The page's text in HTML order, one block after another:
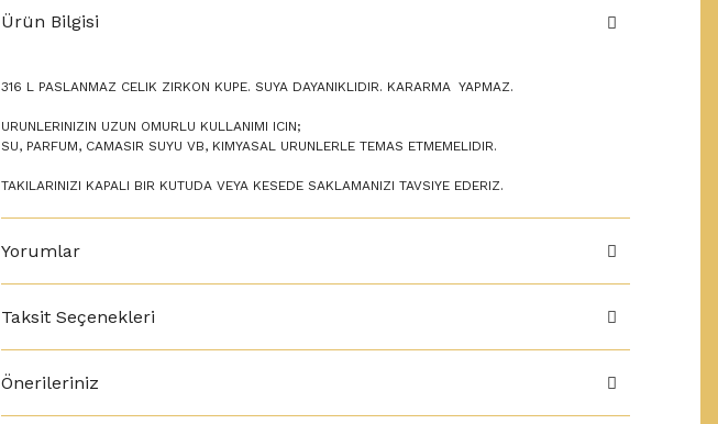
Ürün Bilgisi
316 L PASLANMAZ CELIK ZIRKON KUPE. SUYA DAYANIKLIDIR. KARARMA YAPMAZ.
URUNLERINIZIN UZUN OMURLU KULLANIMI ICIN;
SU, PARFUM, CAMASIR SUYU VB, KIMYASAL URUNLERLE TEMAS ETMEMELIDIR.
TAKILARINIZI KAPALI BIR KUTUDA VEYA KESEDE SAKLAMANIZI TAVSIYE EDERIZ.
Yorumlar
Taksit Seçenekleri
Önerileriniz